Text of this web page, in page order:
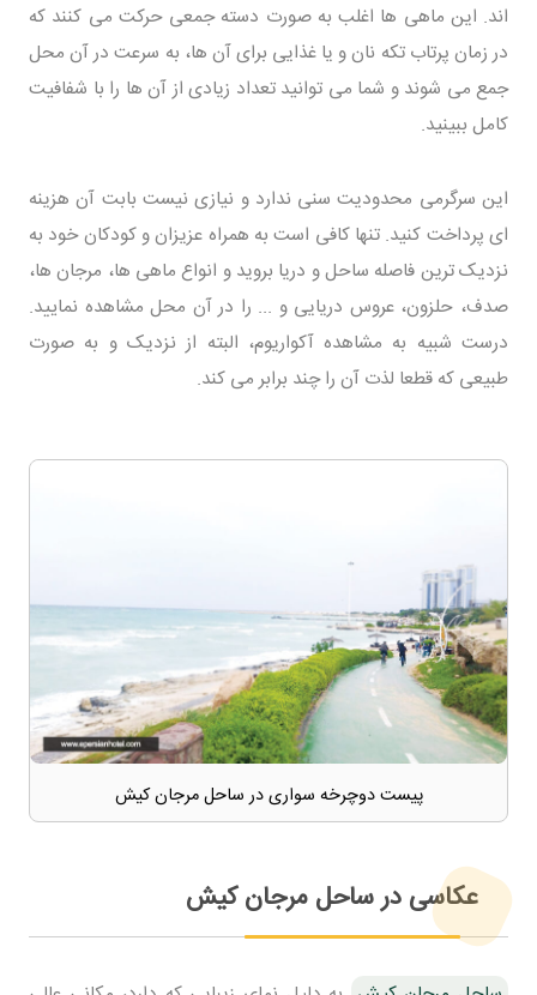
اند. این ماهی ها اغلب به صورت دسته جمعی حرکت می کنند که
در زمان پرتاب تکه نان و یا غذایی برای آن ها، به سرعت در آن محل
جمع می شوند و شما می توانید تعداد زیادی از آن ها را با شفافیت
کامل ببینید.
این سرگرمی محدودیت سنی ندارد و نیازی نیست بابت آن هزینه
ای پرداخت کنید. تنها کافی است به همراه عزیزان و کودکان خود به
نزدیک ترین فاصله ساحل و دریا بروید و انواع ماهی ها، مرجان ها،
صدف، حلزون، عروس دریایی و ... را در آن محل مشاهده نمایید.
درست شبیه به مشاهده آکواریوم، البته از نزدیک و به صورت
طبیعی که قطعا لذت آن را چند برابر می کند.
پیست دوچرخه سواری در ساحل مرجان کیش
عکاسی در ساحل مرجان کیش